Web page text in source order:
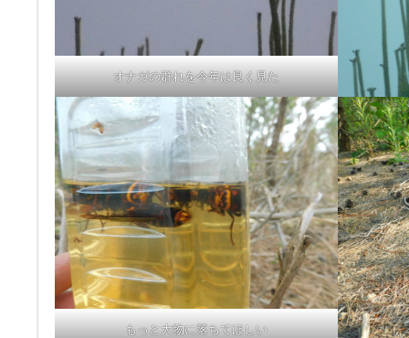
オナガの群れを今年は良く見た
もっと大物に落ちてほしい